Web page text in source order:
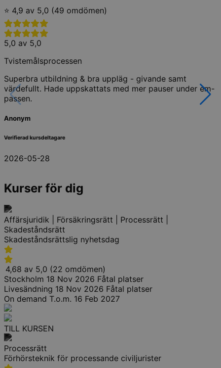
⭐ 4,9 av 5,0 (49 omdömen)
5,0 av 5,0
Tvistemålsprocessen
Superbra utbildning & bra uppläg - givande samt
värdefullt. Hade uppskattats med mer pauser under em-
passen.
Anonym
Verifierad kursdeltagare
2026-05-28
Kurser för dig
Affärsjuridik | Försäkringsrätt | Processrätt |
Skadeståndsrätt
Skadeståndsrättslig nyhetsdag
4,68 av 5,0 (22 omdömen)
Stockholm 18 Nov 2026 Fåtal platser
Livesändning 18 Nov 2026 Fåtal platser
On demand T.o.m. 16 Feb 2027
TILL KURSEN
Processrätt
Förhörsteknik för processande civiljurister